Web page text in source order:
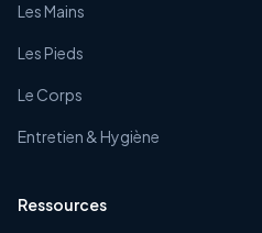
Les Mains
Les Pieds
Le Corps
Entretien & Hygiène
Ressources